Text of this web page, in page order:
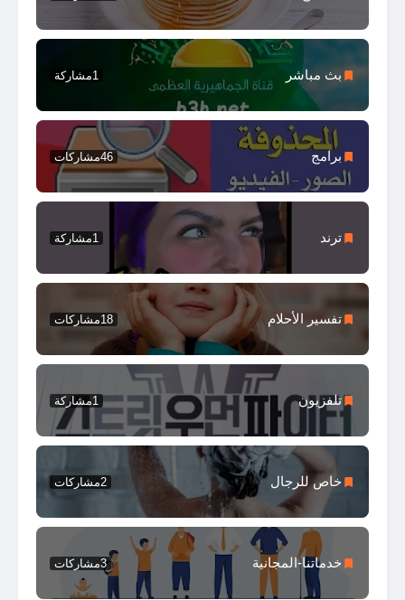
بث مباشر 1مشاركة
برامج 46مشاركات
ترند 1مشاركة
تفسير الأحلام 18مشاركات
تلفزيون 1مشاركة
خاص للرجال 2مشاركات
خدماتنا-المجانية 3مشاركات